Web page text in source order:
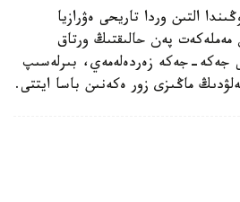
التىن وردا تاريحى ەۋرازيا
پەن حالىقتىڭ ورتاق
جەكە-جەكە زەردەلەمەي، بىرلەسىپ
ماڭىزى زور ەكەنىن باسا ايتتى.